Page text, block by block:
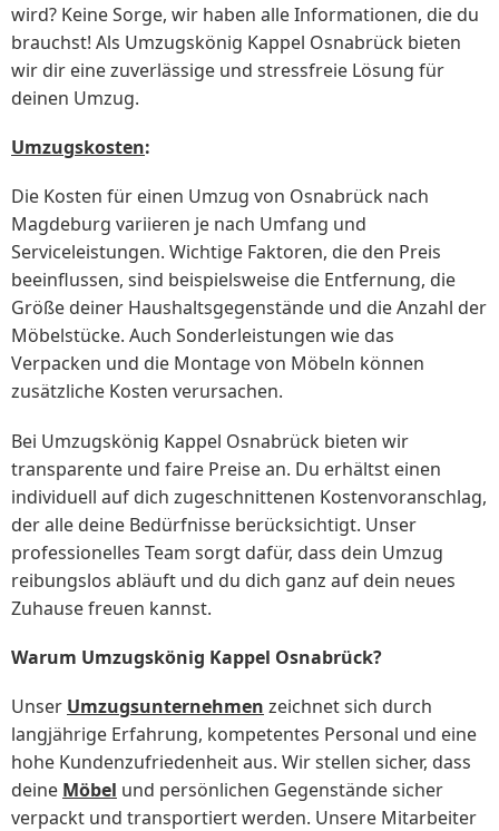
wird? Keine Sorge, wir haben alle Informationen, die du
brauchst! Als Umzugskönig Kappel Osnabrück bieten
wir dir eine zuverlässige und stressfreie Lösung für
deinen Umzug.
Umzugskosten:
Die Kosten für einen Umzug von Osnabrück nach
Magdeburg variieren je nach Umfang und
Serviceleistungen. Wichtige Faktoren, die den Preis
beeinflussen, sind beispielsweise die Entfernung, die
Größe deiner Haushaltsgegenstände und die Anzahl der
Möbelstücke. Auch Sonderleistungen wie das
Verpacken und die Montage von Möbeln können
zusätzliche Kosten verursachen.
Bei Umzugskönig Kappel Osnabrück bieten wir
transparente und faire Preise an. Du erhältst einen
individuell auf dich zugeschnittenen Kostenvoranschlag,
der alle deine Bedürfnisse berücksichtigt. Unser
professionelles Team sorgt dafür, dass dein Umzug
reibungslos abläuft und du dich ganz auf dein neues
Zuhause freuen kannst.
Warum Umzugskönig Kappel Osnabrück?
Unser Umzugsunternehmen zeichnet sich durch
langjährige Erfahrung, kompetentes Personal und eine
hohe Kundenzufriedenheit aus. Wir stellen sicher, dass
deine Möbel und persönlichen Gegenstände sicher
verpackt und transportiert werden. Unsere Mitarbeiter